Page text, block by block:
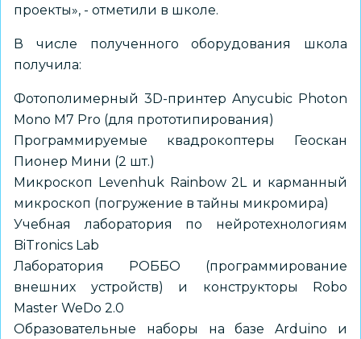
проекты», - отметили в школе.
В числе полученного оборудования школа
получила:
Фотополимерный 3D-принтер Anycubic Photon
Mono M7 Pro (для прототипирования)
Программируемые квадрокоптеры Геоскан
Пионер Мини (2 шт.)
Микроскоп Levenhuk Rainbow 2L и карманный
микроскоп (погружение в тайны микромира)
Учебная лаборатория по нейротехнологиям
BiTronics Lab
Лаборатория РОББО (программирование
внешних устройств) и конструкторы Robo
Master WeDo 2.0
Образовательные наборы на базе Arduino и